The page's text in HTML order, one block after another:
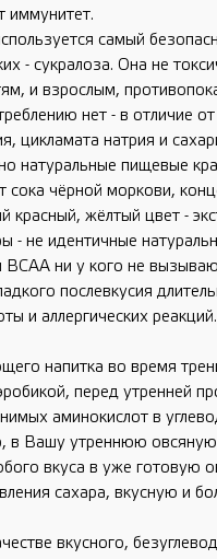
иммунитет.
самый
- сукралоза. Она не
и взрослым,
нет - в отличие
цикламата натрия и
натуральные пищевые
сока чёрной моркови,
красный, жёлтый цвет -
- не идентичные
ВСАА ни у кого не
послевкусия
и аллергических реакций.
напитка во время
перед утренней
аминокислот в
в Вашу утреннюю
вкуса в уже готовую
сахара, вкусную и
вкусного,